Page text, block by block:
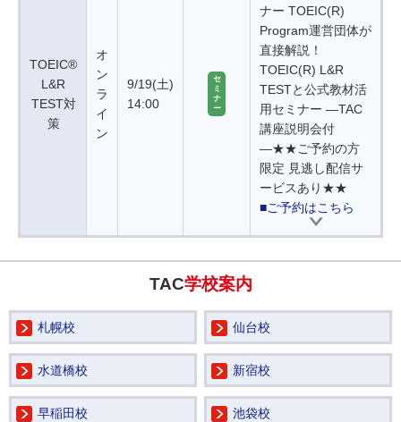
TOEIC®
L&R
TEST対
策
オ
ン
ラ
イ
ン
9/19(土)
14:00
セ
ミ
ナ
ー
ナー TOEIC(R)
Program運営団体が
直接解説！
TOEIC(R) L&R
TESTと公式教材活
用セミナー ―TAC
講座説明会付
―★★ご予約の方
限定 見逃し配信サ
ービスあり★★
■ご予約はこちら
TAC学校案内
札幌校 仙台校
水道橋校 新宿校
早稲田校 池袋校